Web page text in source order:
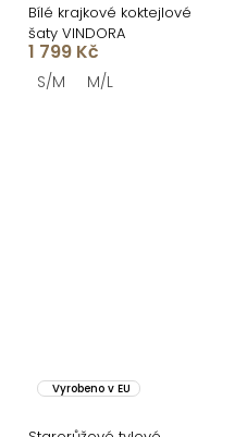
Bílé krajkové koktejlové
šaty VINDORA
1 799 Kč
S/M M/L
Vyrobeno v EU